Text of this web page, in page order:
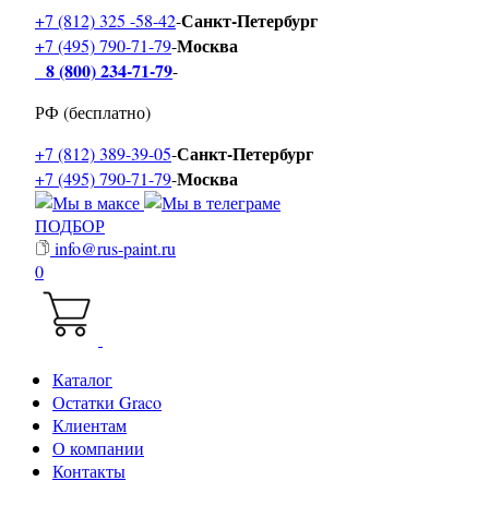
+7 (812) 325 -58-42-Санкт-Петербург
+7 (495) 790-71-79-Москва
8 (800) 234-71-79-
РФ (бесплатно)
+7 (812) 389-39-05-Санкт-Петербург
+7 (495) 790-71-79-Москва
ПОДБОР
info@rus-paint.ru
0
Каталог
Остатки Graco
Клиентам
О компании
Контакты